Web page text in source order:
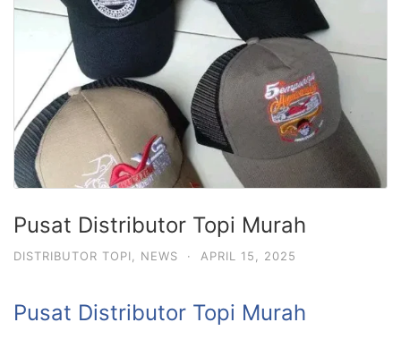
Pusat Distributor Topi Murah
DISTRIBUTOR TOPI NEWS · APRIL 15, 2025
Pusat Distributor Topi Murah